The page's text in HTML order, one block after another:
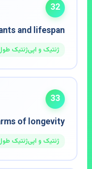
32
and lifespan
ژنتیک و اپی‌ژنتیک
33
of longevity
ژنتیک و اپی‌ژنتیک